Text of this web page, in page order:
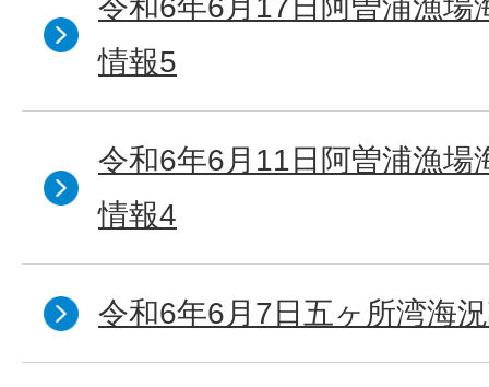
情報5
令和6年6月11日阿曽浦漁場
情報4
令和6年6月7日五ヶ所湾海